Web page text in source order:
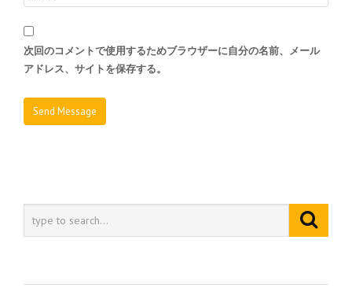
次回のコメントで使用するためブラウザーに自分の名前、メール
アドレス、サイトを保存する。